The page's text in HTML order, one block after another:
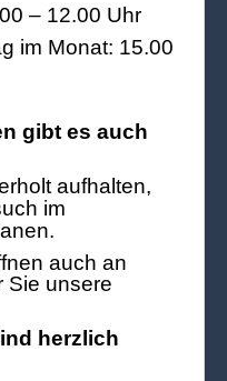
– 12.00 Uhr
im Monat: 15.00
gibt es auch
aufhalten,
im
auch an
Sie unsere
herzlich